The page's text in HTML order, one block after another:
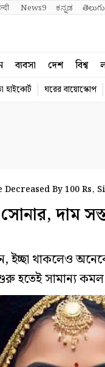
News9 ಕನ್ನಡ తెలుగు
ব্যবসা দেশ বিশ্ব
হাইকোর্ট ঘরের বায়োস্কোপ
By 100 Rs,
দাম
থাকলেও
হতেই সামান্য